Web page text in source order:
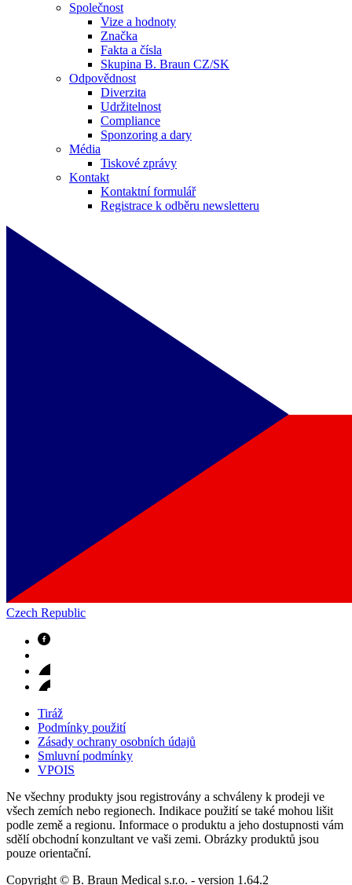
Společnost
Vize a hodnoty
Značka
Fakta a čísla
Skupina B. Braun CZ/SK
Odpovědnost
Diverzita
Udržitelnost
Compliance
Sponzoring a dary
Média
Tiskové zprávy
Kontakt
Kontaktní formulář
Registrace k odběru newsletteru
Czech Republic
Tiráž
Podmínky použití
Zásady ochrany osobních údajů
Smluvní podmínky
VPOIS
Ne všechny produkty jsou registrovány a schváleny k prodeji ve
všech zemích nebo regionech. Indikace použití se také mohou lišit
podle země a regionu. Informace o produktu a jeho dostupnosti vám
sdělí obchodní konzultant ve vaši zemi. Obrázky produktů jsou
pouze orientační.
Copyright © B. Braun Medical s.r.o. - version 1.64.2